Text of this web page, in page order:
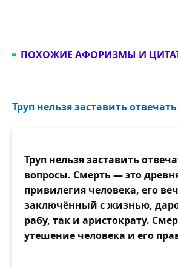
ПОХОЖИЕ АФОРИЗМЫ И
Труп нельзя заставить
Труп нельзя заставить
вопросы. Смерть — это
привилегия человека, его
заключённый с жизнью,
рабу, так и аристократу.
утешение человека и его